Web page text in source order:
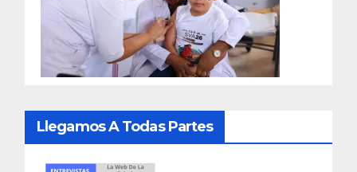
Llegamos A Todas Partes